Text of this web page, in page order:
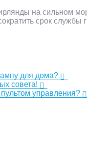
на сильном
срок службы
для дома?
совета!
управления?